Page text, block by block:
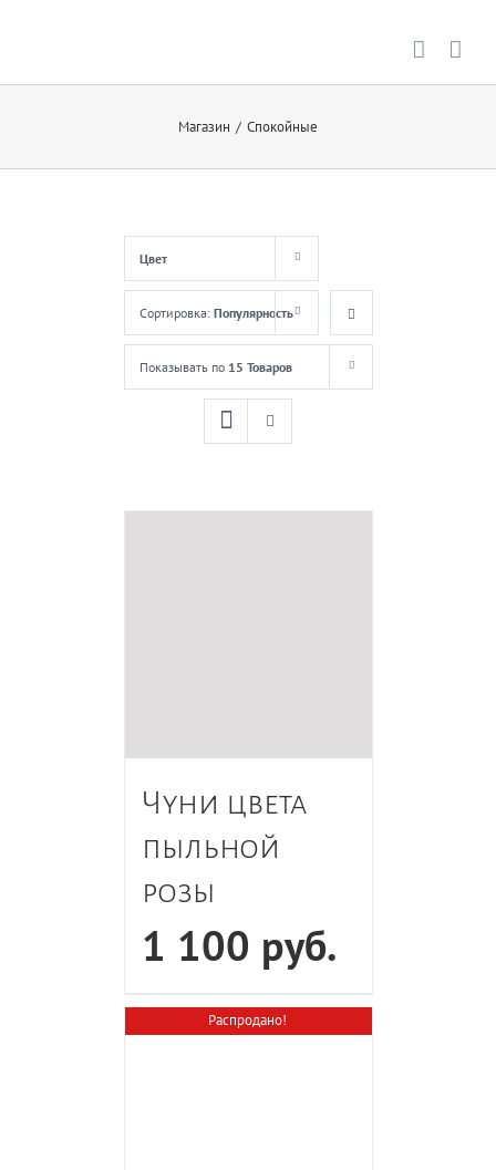
Магазин / Спокойные
Цвет
Сортировка: Популярность
Показывать по 15 Товаров
Чуни цвета
пыльной
розы
1 100 руб.
Распродано!